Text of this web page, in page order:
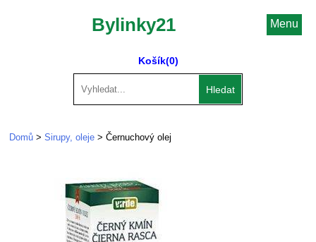
Menu
Bylinky21
Košík(0)
Hledat
Domů > Sirupy, oleje > Černuchový olej